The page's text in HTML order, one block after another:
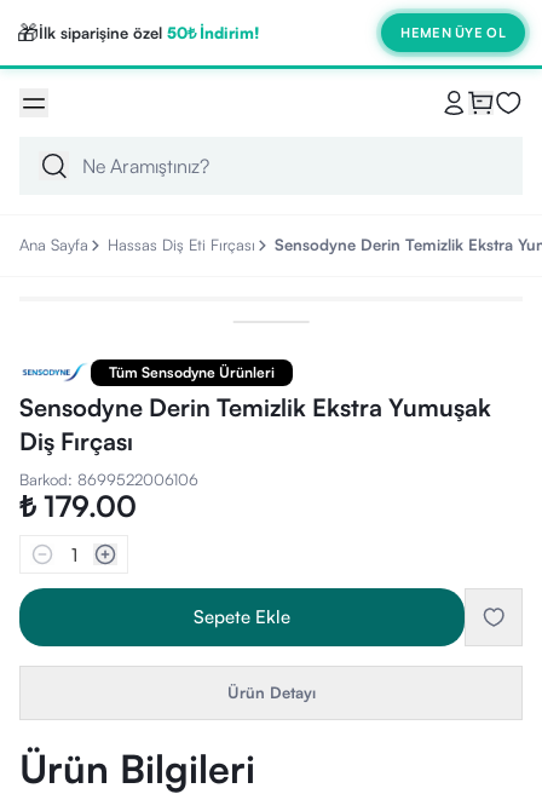
🎁İlk siparişine özel 50₺ İndirim! HEMEN ÜYE OL
Ana Sayfa Hassas Diş Eti Fırçası Sensodyne Derin Temizlik Ekstra
Tüm Sensodyne Ürünleri
Sensodyne Derin Temizlik Ekstra Yumuşak
Diş Fırçası
Barkod: 8699522006106
₺ 179.00
1
Sepete Ekle
Ürün Detayı
Ürün Bilgileri